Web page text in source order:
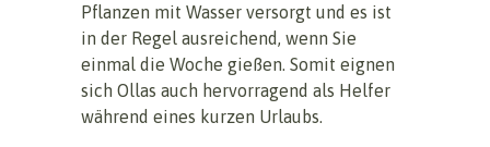
Pflanzen mit Wasser versorgt und es ist
in der Regel ausreichend, wenn Sie
einmal die Woche gießen. Somit eignen
sich Ollas auch hervorragend als Helfer
während eines kurzen Urlaubs.